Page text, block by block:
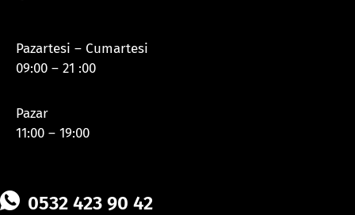
Pazartesi – Cumartesi
09:00 – 21 :00
Pazar
11:00 – 19:00
0532 423 90 42